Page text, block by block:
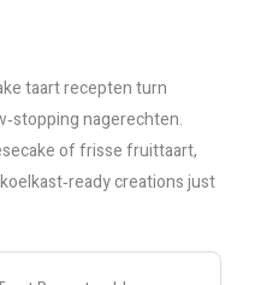
taart recepten turn
nagerechten.
of frisse fruittaart,
creations just